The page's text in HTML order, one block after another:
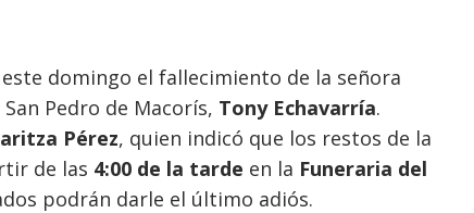
domingo el fallecimiento de la señora
Pedro de Macorís, Tony Echavarría.
Pérez, quien indicó que los restos de la
de las 4:00 de la tarde en la Funeraria del
podrán darle el último adiós.